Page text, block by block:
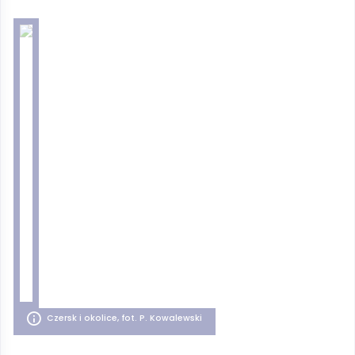
Czersk i okolice, fot. P. Kowalewski